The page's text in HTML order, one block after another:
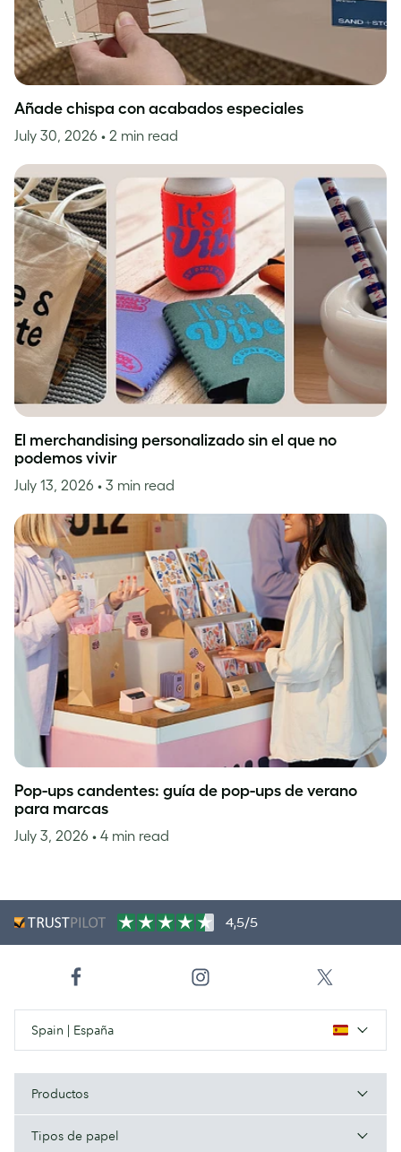
Añade chispa con acabados especiales
July 30, 2026 • 2 min read
El merchandising personalizado sin el que no
podemos vivir
July 13, 2026 • 3 min read
Pop-ups candentes: guía de pop-ups de verano
para marcas
July 3, 2026 • 4 min read
4,5/5
Spain | España
Productos
Tipos de papel